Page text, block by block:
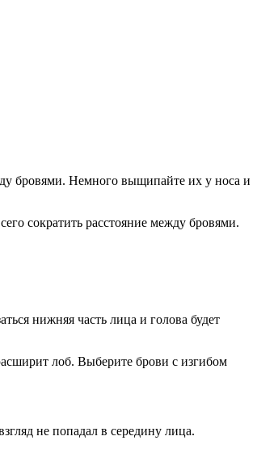
бровями. Немного выщипайте их у носа и
сократить расстояние между бровями.
нижняя часть лица и голова будет
лоб. Выберите брови с изгибом
не попадал в середину лица.